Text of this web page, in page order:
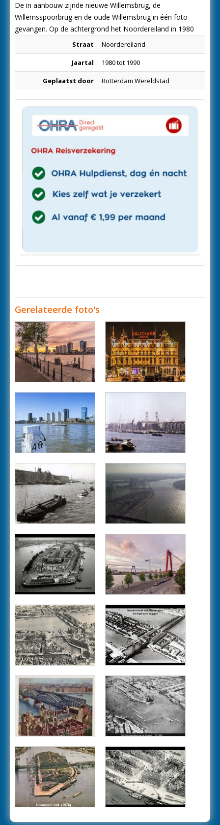
De in aanbouw zijnde nieuwe Willemsbrug, de
Willemsspoorbrug en de oude Willemsbrug in één foto
gevangen. Op de achtergrond het Noordereiland in 1980
Straat Noordereiland
Jaartal 1980 tot 1990
Geplaatst door Rotterdam Wereldstad
Gerelateerde foto's